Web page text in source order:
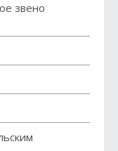
звено